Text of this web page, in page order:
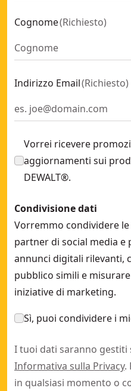
TSTAK™ VI Valigetta
BASE CON RUOTE, storage
Unità 3 cassetti, 3 cassett
Zaino McLaren- SKU:
Gancio porta elettroutensile
Cognome(Richiesto)
Indirizzo Email(Richiesto)
Vorrei ricevere
aggiornamenti sui
DEWALT®.
Condivisione dati
Vorremmo condividere
partner di social media
annunci digitali rilevanti,
pubblico simili e
iniziative di marketing.
Sì, puoi condividere i
I tuoi dati saranno gestiti
Informativa sulla Privacy.
in qualsiasi momento o